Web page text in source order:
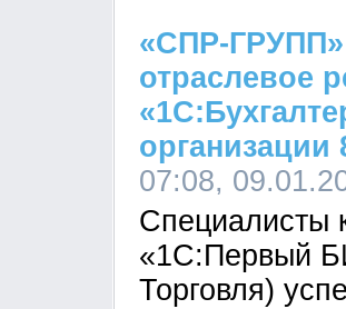
«СПР-
отраслевое
организации
07:08,
Специалисты
«1С:Первый
Торговля)